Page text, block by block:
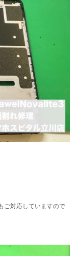
ご対応していますので